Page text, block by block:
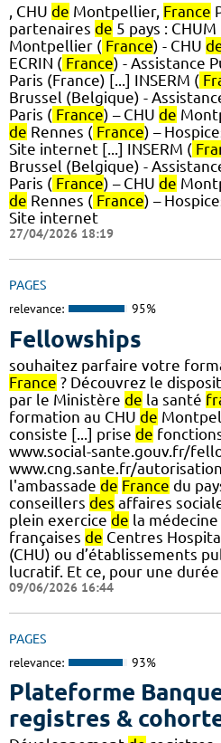
, CHU de Montpellier, France
partenaires de 5 pays : CHUM
Montpellier ( France) - CHU
ECRIN ( France) - Assistance
Paris (France) [...] INSERM (
Brussel (Belgique) -
Paris ( France) – CHU de
de Rennes ( France) –
Site internet [...] INSERM (
Brussel (Belgique) -
Paris ( France) – CHU de
de Rennes ( France) –
Site internet
27/04/2026 18:19
PAGES
relevance: 95%
Fellowships
souhaitez parfaire votre
France ? Découvrez le
par le Ministère de la santé
formation au CHU de
consiste [...] prise de
www.social-sante.gouv.fr/
www.cng.sante.fr/
l'ambassade de France du
conseillers des affaires
plein exercice de la médecine
françaises de Centres
(CHU) ou d’établissements
lucratif. Et ce, pour une durée
09/06/2026 16:44
PAGES
relevance: 93%
Plateforme
registres &